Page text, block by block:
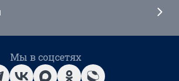
Мы в соцсетях